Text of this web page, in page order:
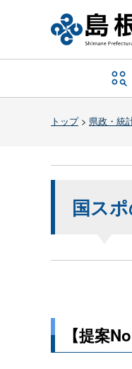
トップ> 県政・統
国ス
【提案